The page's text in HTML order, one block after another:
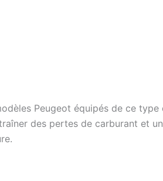
Peugeot équipés de ce
des pertes de carburant et